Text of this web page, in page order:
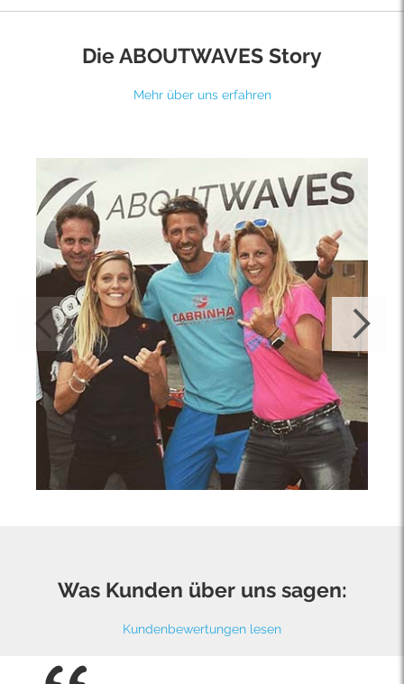
Die ABOUTWAVES Story
Mehr über uns erfahren
Was Kunden über uns sagen:
Kundenbewertungen lesen